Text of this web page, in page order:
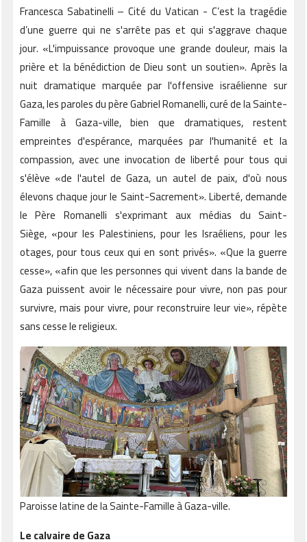
Francesca Sabatinelli – Cité du Vatican - C’est la tragédie
d’une guerre qui ne s'arrête pas et qui s'aggrave chaque
jour. «L'impuissance provoque une grande douleur, mais la
prière et la bénédiction de Dieu sont un soutien». Après la
nuit dramatique marquée par l'offensive israélienne sur
Gaza, les paroles du père Gabriel Romanelli, curé de la Sainte-
Famille à Gaza-ville, bien que dramatiques, restent
empreintes d'espérance, marquées par l'humanité et la
compassion, avec une invocation de liberté pour tous qui
s'élève «de l'autel de Gaza, un autel de paix, d'où nous
élevons chaque jour le Saint-Sacrement». Liberté, demande
le Père Romanelli s'exprimant aux médias du Saint-
Siège, «pour les Palestiniens, pour les Israéliens, pour les
otages, pour tous ceux qui en sont privés». «Que la guerre
cesse», «afin que les personnes qui vivent dans la bande de
Gaza puissent avoir le nécessaire pour vivre, non pas pour
survivre, mais pour vivre, pour reconstruire leur vie», répète
sans cesse le religieux.
Paroisse latine de la Sainte-Famille à Gaza-ville.
Le calvaire de Gaza